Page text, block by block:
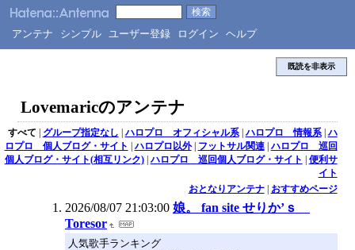
アンテナ シンプル ユーザー登録 ログイン ヘルプ
既読を非表示
Lovemaricのアンテナ
すべて | グループ指定なし |ハロプロ オフィシャル系|ハロプロ 情報系|ハ
ロプロ 個人ブログ・サイト |ハロプロ以外| フットサル関連|ハロプロ 巡回
個人ブログ・サイト(相互リンク)|ハロプロ 巡回個人ブログ・サイト | 便利サ
イト
おとなりアンテナ| おすすめページ
2026/08/07 21:03:00 娘。 fan site せりか’ｓ
Toresor
人気歌手ランキング